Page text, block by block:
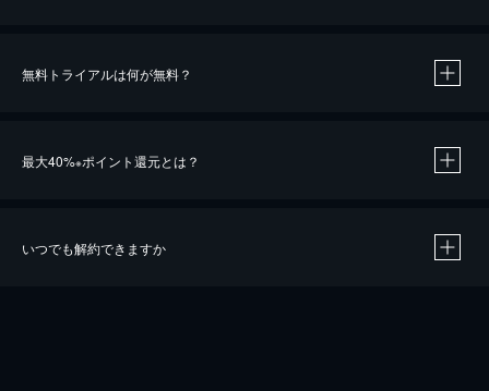
無料トライアルは何が無料？
最大40%※ポイント還元とは？
いつでも解約できますか